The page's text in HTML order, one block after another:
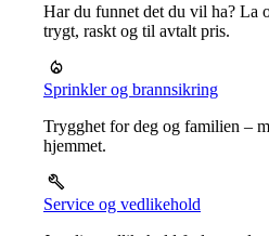
Har du funnet det du vil ha? La
trygt, raskt og til avtalt pris.
Sprinkler og brannsikring
Trygghet for deg og familien –
hjemmet.
Service og vedlikehold